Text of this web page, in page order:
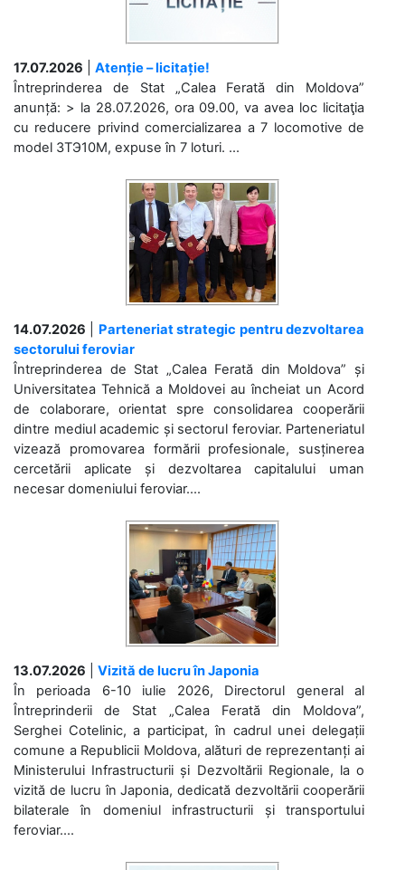
17.07.2026
Atenție – licitație!
Întreprinderea de Stat „Calea Ferată din Moldova”
anunță: > la 28.07.2026, ora 09.00, va avea loc licitaţia
cu reducere privind comercializarea a 7 locomotive de
model 3ТЭ10М, expuse în 7 loturi. ...
14.07.2026
Parteneriat strategic pentru dezvoltarea
sectorului feroviar
Întreprinderea de Stat „Calea Ferată din Moldova” și
Universitatea Tehnică a Moldovei au încheiat un Acord
de colaborare, orientat spre consolidarea cooperării
dintre mediul academic și sectorul feroviar. Parteneriatul
vizează promovarea formării profesionale, susținerea
cercetării aplicate și dezvoltarea capitalului uman
necesar domeniului feroviar....
13.07.2026
Vizită de lucru în Japonia
În perioada 6-10 iulie 2026, Directorul general al
Întreprinderii de Stat „Calea Ferată din Moldova”,
Serghei Cotelinic, a participat, în cadrul unei delegații
comune a Republicii Moldova, alături de reprezentanți ai
Ministerului Infrastructurii și Dezvoltării Regionale, la o
vizită de lucru în Japonia, dedicată dezvoltării cooperării
bilaterale în domeniul infrastructurii și transportului
feroviar....